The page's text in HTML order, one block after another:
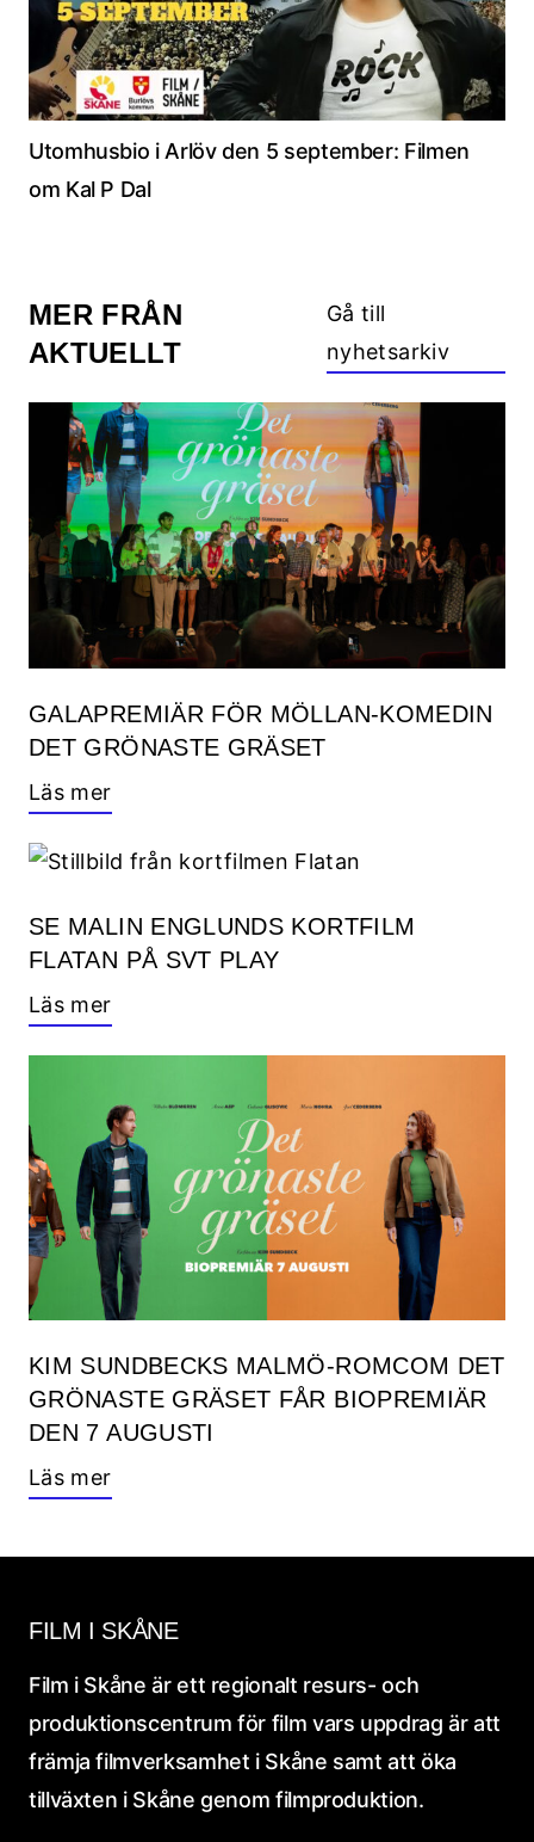
Utomhusbio i Arlöv den 5 september: Filmen
om Kal P Dal
MER FRÅN
AKTUELLT
Gå till
nyhetsarkiv
GALAPREMIÄR FÖR MÖLLAN-KOMEDIN
DET GRÖNASTE GRÄSET
Läs mer
SE MALIN ENGLUNDS KORTFILM
FLATAN PÅ SVT PLAY
Läs mer
KIM SUNDBECKS MALMÖ-ROMCOM DET
GRÖNASTE GRÄSET FÅR BIOPREMIÄR
DEN 7 AUGUSTI
Läs mer
FILM I SKÅNE
Film i Skåne är ett regionalt resurs- och
produktionscentrum för film vars uppdrag är att
främja filmverksamhet i Skåne samt att öka
tillväxten i Skåne genom filmproduktion.